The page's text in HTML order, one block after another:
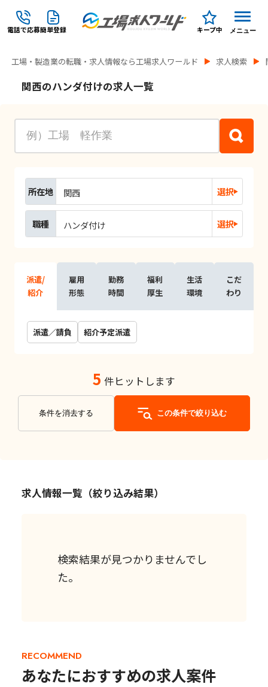
電話で応募簡単登録 キープ中 メニュー
工場・製造業の転職・求人情報なら工場求人ワールド 求人検索
関西のハンダ付けの求人一覧
所在地 関西 選択
職種 ハンダ付け 選択
派遣/
紹介
雇用
形態
勤務
時間
福利
厚生
生活
環境
こだ
わり
派遣／請負 紹介予定派遣
5 件ヒットします
条件を消去する この条件で絞り込む
求人情報一覧（絞り込み結果）
検索結果が見つかりませんでし
た。
RECOMMEND
あなたにおすすめの求人案件